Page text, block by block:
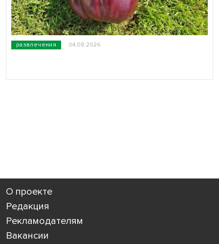
развлечения 04.08.2026
О проекте
Редакция
Рекламодателям
Вакансии